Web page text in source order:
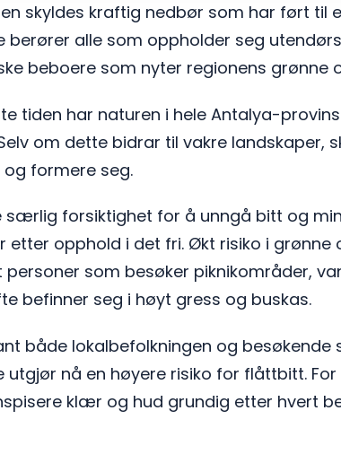
skyldes kraftig nedbør som har ført til
alle som oppholder seg
beboere som nyter regionens grønne
tiden har naturen i hele Antalya-
om dette bidrar til vakre landskaper,
formere seg.
særlig forsiktighet for å unngå bitt og
etter opphold i det fri. Økt risiko i grønne
som besøker piknikområder,
befinner seg i høyt gress og buskas.
både lokalbefolkningen og besøkende
nå en høyere risiko for flåttbitt.
klær og hud grundig etter hvert